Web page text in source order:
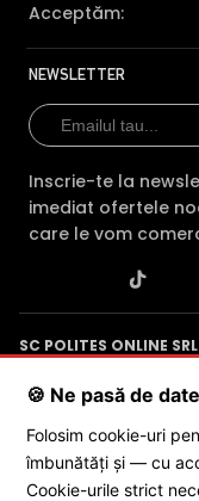
Acceptăm:
NEWSLETTER
Inscrie-te la
imediat ofertele
care le vom
SC POLITES ONLINE SRL
Poenaru, Nr. 1, Craiova,
©
🍪 Ne pasă de
Folosim cookie-uri
îmbunătăți și — cu
Cookie-urile strict